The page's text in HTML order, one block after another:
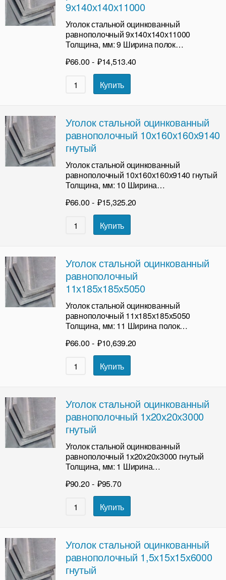
9х140х140х11000
Уголок стальной оцинкованный
равнополочный 9х140х140х11000
Толщина, мм: 9 Ширина полок…
₽66.00 - ₽14,513.40
Купить
Уголок стальной оцинкованный
равнополочный 10х160х160х9140
гнутый
Уголок стальной оцинкованный
равнополочный 10х160х160х9140 гнутый
Толщина, мм: 10 Ширина…
₽66.00 - ₽15,325.20
Купить
Уголок стальной оцинкованный
равнополочный
11х185х185х5050
Уголок стальной оцинкованный
равнополочный 11х185х185х5050
Толщина, мм: 11 Ширина полок…
₽66.00 - ₽10,639.20
Купить
Уголок стальной оцинкованный
равнополочный 1х20х20х3000
гнутый
Уголок стальной оцинкованный
равнополочный 1х20х20х3000 гнутый
Толщина, мм: 1 Ширина…
₽90.20 - ₽95.70
Купить
Уголок стальной оцинкованный
равнополочный 1,5х15х15х6000
гнутый